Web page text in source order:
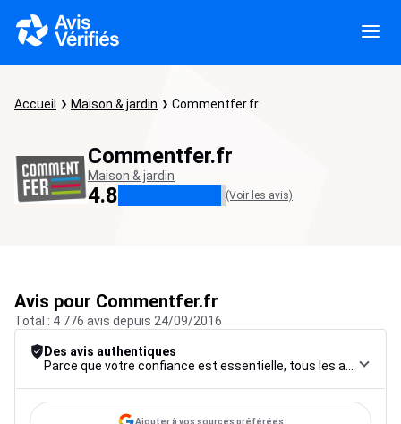
Accueil Maison & jardin Commentfer.fr
Commentfer.fr
Maison & jardin
4.8 (Voir les avis)
Avis pour Commentfer.fr
Total : 4 776 avis depuis 24/09/2016
Des avis authentiques
Ajouter à vos sources préférées